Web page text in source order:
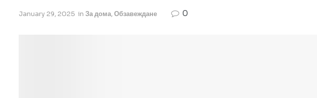
January 29, 2025 in За дома,Обзавеждане 0